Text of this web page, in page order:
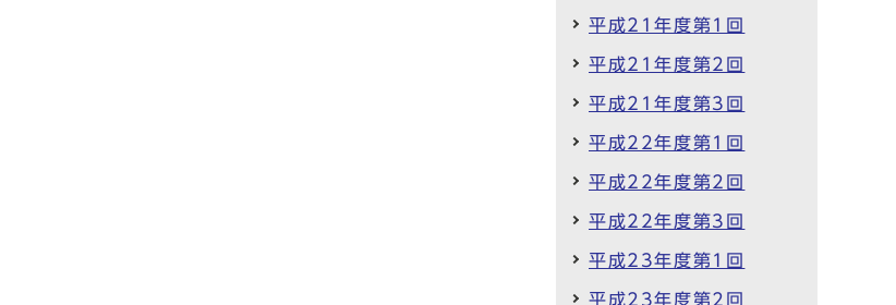
平成21年度第1回
平成21年度第2回
平成21年度第3回
平成22年度第1回
平成22年度第2回
平成22年度第3回
平成23年度第1回
平成23年度第2回